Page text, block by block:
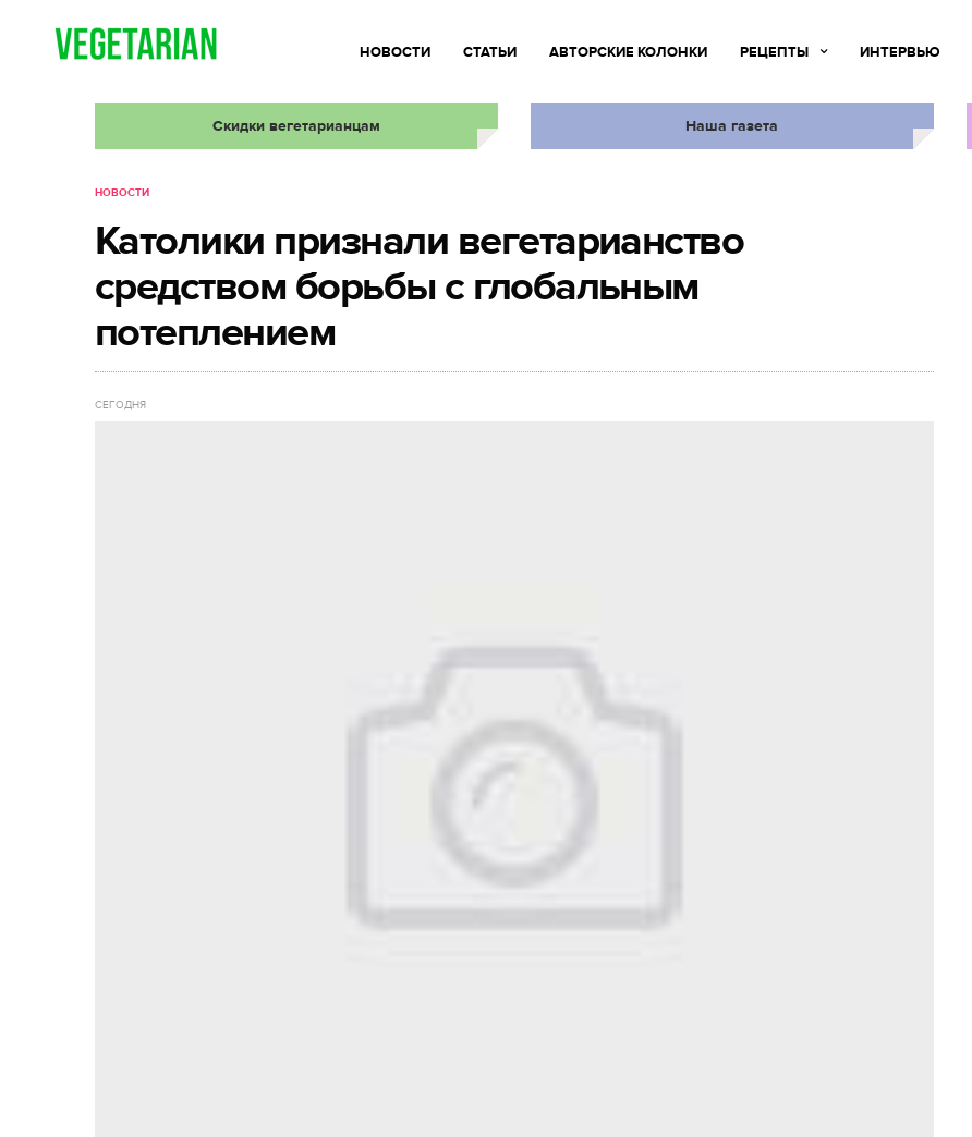
НОВОСТИ СТАТЬИ АВТОРСКИЕ КОЛОНКИ РЕЦЕПТЫ ИНТЕРВЬЮ
Скидки вегетарианцам Наша газета
НОВОСТИ
Католики признали вегетарианство
средством борьбы с глобальным
потеплением
СЕГОДНЯ